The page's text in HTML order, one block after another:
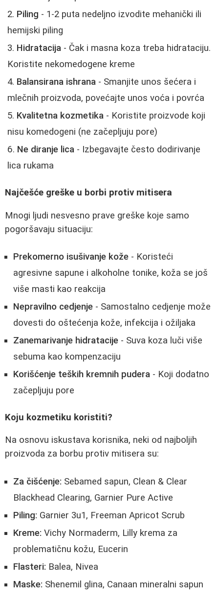
Piling - 1-2 puta nedeljno izvodite mehanički ili
hemijski piling
Hidratacija - Čak i masna koza treba hidrataciju.
Koristite nekomedogene kreme
Balansirana ishrana - Smanjite unos šećera i
mlečnih proizvoda, povećajte unos voća i povrća
Kvalitetna kozmetika - Koristite proizvode koji
nisu komedogeni (ne začepljuju pore)
Ne diranje lica - Izbegavajte često dodirivanje
lica rukama
Najčešće greške u borbi protiv mitisera
Mnogi ljudi nesvesno prave greške koje samo
pogoršavaju situaciju:
Prekomerno isušivanje kože - Koristeći
agresivne sapune i alkoholne tonike, koža se još
više masti kao reakcija
Nepravilno cedjenje - Samostalno cedjenje može
dovesti do oštećenja kože, infekcija i ožiljaka
Zanemarivanje hidratacije - Suva koza luči više
sebuma kao kompenzaciju
Korišćenje teških kremnih pudera - Koji dodatno
začepljuju pore
Koju kozmetiku koristiti?
Na osnovu iskustava korisnika, neki od najboljih
proizvoda za borbu protiv mitisera su:
Za čišćenje: Sebamed sapun, Clean & Clear
Blackhead Clearing, Garnier Pure Active
Piling: Garnier 3u1, Freeman Apricot Scrub
Kreme: Vichy Normaderm, Lilly krema za
problematičnu kožu, Eucerin
Flasteri: Balea, Nivea
Maske: Shenemil glina, Canaan mineralni sapun